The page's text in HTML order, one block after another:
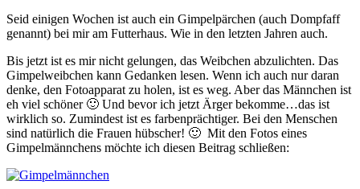
Seid einigen Wochen ist auch ein Gimpelpärchen (auch Dompfaff
genannt) bei mir am Futterhaus. Wie in den letzten Jahren auch.
Bis jetzt ist es mir nicht gelungen, das Weibchen abzulichten. Das
Gimpelweibchen kann Gedanken lesen. Wenn ich auch nur daran
denke, den Fotoapparat zu holen, ist es weg. Aber das Männchen ist
eh viel schöner 🙂 Und bevor ich jetzt Ärger bekomme…das ist
wirklich so. Zumindest ist es farbenprächtiger. Bei den Menschen
sind natürlich die Frauen hübscher! 🙂 Mit den Fotos eines
Gimpelmännchens möchte ich diesen Beitrag schließen: